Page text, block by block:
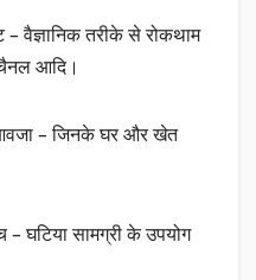
वैज्ञानिक तरीके से रोकथाम
चैनल आदि।
– जिनके घर और खेत
– घटिया सामग्री के उपयोग